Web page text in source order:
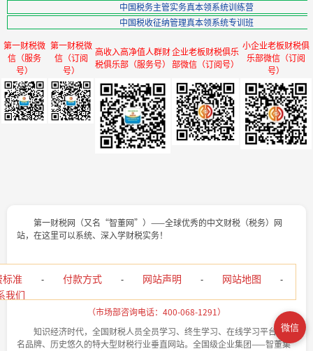
中国税务主管实务真本领系统训练营
中国税收征纳管理真本领系统专训班
第一财税微
信（服务
号）
第一财税微
信（订阅
号）
高收入高净值人群财
税俱乐部（服务号）
企业老板财税俱乐
部微信（订阅号）
小企业老板财税俱
乐部微信（订阅
号）
第一财税网（又名“智董网”）——全球优秀的中文财税（税务）网
站，在这里可以系统、深入学财税实务！
准 - 付款方式 - 网站声明 - 网站地图 -
我们
（市场部咨询电话：400-068-1291）
知识经济时代，全国财税人员全员学习、终生学习、在线学习平台，著
名品牌、历史悠久的特大型财税行业垂直网站。全国级企业集团——智董集
微信